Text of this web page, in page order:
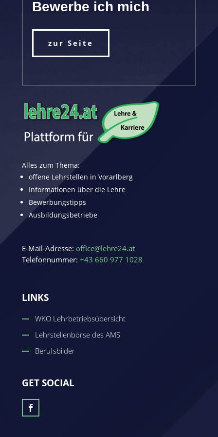
Bewerbe ich mich
zur Seite
Alles zum Thema:
offene Lehrstellen in Vorarlberg
Informationen über die Lehre
Bewerbungstipps
Ausbildungsbetriebe
E-Mail-Adresse: office@lehre24.at
Telefonnummer: +43 660 977 1028
LINKS
WKO Lehrbetriebsübersicht
Lehrstellenbörse des AMS
Berufsbilder
GET SOCIAL